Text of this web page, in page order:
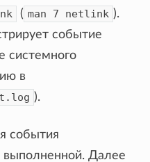
( man 7 netlink ).
событие
системного
в
).
события
выполненной. Далее